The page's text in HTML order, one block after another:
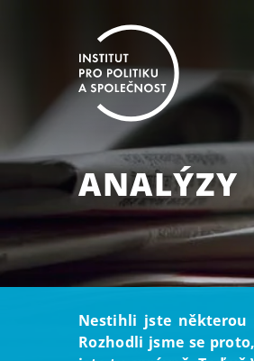
ANALÝZY
Nestihli jste některou
Rozhodli jsme se